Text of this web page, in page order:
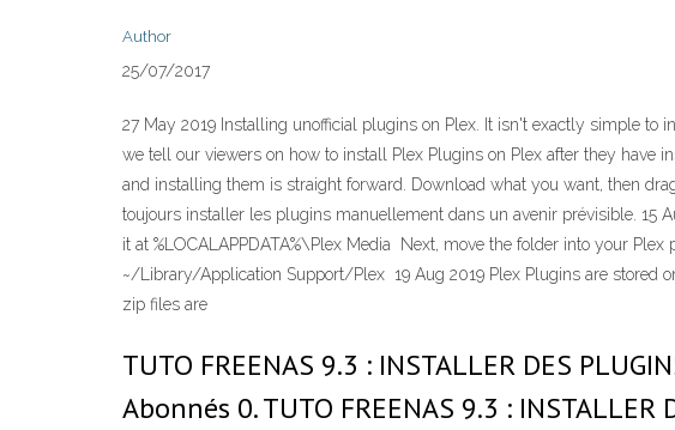
Author
25/07/2017
27 May 2019 Installing unofficial plugins on Plex. It isn't exactly simple to
we tell our viewers on how to install Plex Plugins on Plex after they have
and installing them is straight forward. Download what you want, then
toujours installer les plugins manuellement dans un avenir prévisible. 15
it at %LOCALAPPDATA%\Plex Media Next, move the folder into your
~/Library/Application Support/Plex 19 Aug 2019 Plex Plugins are stored
zip files are
TUTO FREENAS 9.3 : INSTALLER DES
Abonnés 0. TUTO FREENAS 9.3 :